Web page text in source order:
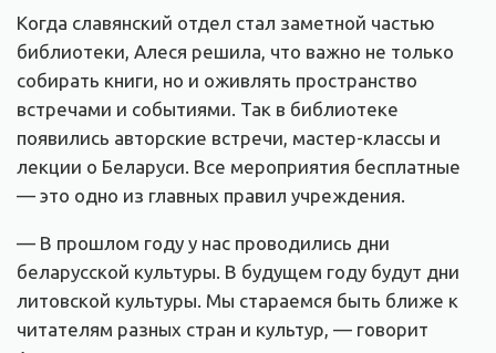
Когда славянский отдел стал заметной частью
библиотеки, Алеся решила, что важно не только
собирать книги, но и оживлять пространство
встречами и событиями. Так в библиотеке
появились авторские встречи, мастер-классы и
лекции о Беларуси. Все мероприятия бесплатные
— это одно из главных правил учреждения.
— В прошлом году у нас проводились дни
беларусской культуры. В будущем году будут дни
литовской культуры. Мы стараемся быть ближе к
читателям разных стран и культур, — говорит